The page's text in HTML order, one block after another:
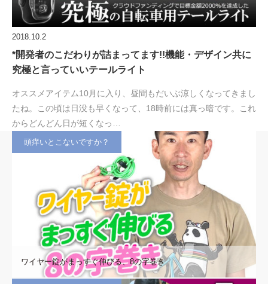
2018.10.2
*開発者のこだわりが詰まってます!!機能・デザイン共に
究極と言っていいテールライト
オススメアイテム10月に入り、昼間もだいぶ涼しくなってきまし
たね。この頃は日没も早くなって、18時前には真っ暗です。これ
からどんどん日が短くなっ…
頭痒いとこないですか？
ワイヤー錠がまっすぐ伸びる、8の字巻き